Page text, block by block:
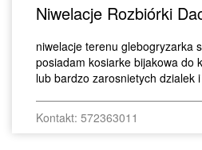
Niwelacje Rozbiórki
niwelacje terenu glebogryzarka
posiadam kosiarke bijakowa do
lub bardzo zarosnietych dzialek
Kontakt: 572363011